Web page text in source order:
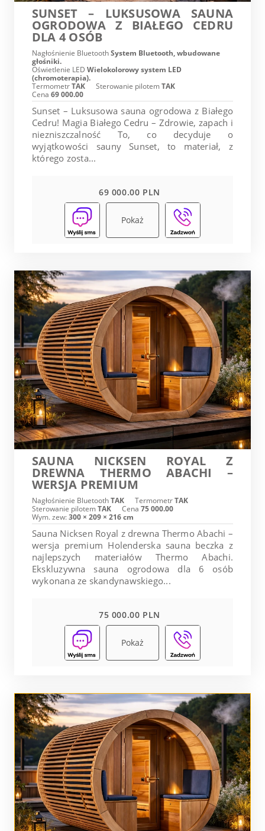
SUNSET – LUKSUSOWA SAUNA
OGRODOWA Z BIAŁEGO CEDRU
DLA 4 OSÓB
Nagłośnienie BluetoothSystem Bluetooth, wbudowane
głośniki.
Oświetlenie LED Wielokolorowy system LED
(chromoterapia).
TermometrTAK Sterowanie pilotemTAK
Cena 69 000.00
Sunset – Luksusowa sauna ogrodowa z Białego
Cedru! Magia Białego Cedru – Zdrowie, zapach i
niezniszczalność To, co decyduje o
wyjątkowości sauny Sunset, to materiał, z
którego zosta...
69 000.00 PLN
Pokaż
SAUNA NICKSEN ROYAL Z
DREWNA THERMO ABACHI –
WERSJA PREMIUM
Nagłośnienie BluetoothTAK TermometrTAK
Sterowanie pilotemTAK Cena 75 000.00
Wym. zew:300 × 209 × 216 cm
Sauna Nicksen Royal z drewna Thermo Abachi –
wersja premium Holenderska sauna beczka z
najlepszych materiałów Thermo Abachi.
Ekskluzywna sauna ogrodowa dla 6 osób
wykonana ze skandynawskiego...
75 000.00 PLN
Pokaż